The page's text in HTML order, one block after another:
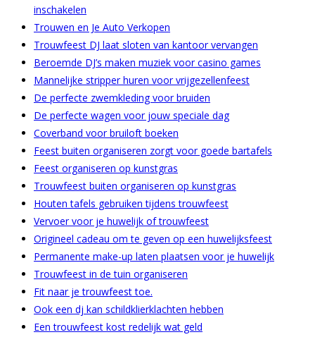
inschakelen
Trouwen en Je Auto Verkopen
Trouwfeest DJ laat sloten van kantoor vervangen
Beroemde DJ’s maken muziek voor casino games
Mannelijke stripper huren voor vrijgezellenfeest
De perfecte zwemkleding voor bruiden
De perfecte wagen voor jouw speciale dag
Coverband voor bruiloft boeken
Feest buiten organiseren zorgt voor goede bartafels
Feest organiseren op kunstgras
Trouwfeest buiten organiseren op kunstgras
Houten tafels gebruiken tijdens trouwfeest
Vervoer voor je huwelijk of trouwfeest
Origineel cadeau om te geven op een huwelijksfeest
Permanente make-up laten plaatsen voor je huwelijk
Trouwfeest in de tuin organiseren
Fit naar je trouwfeest toe.
Ook een dj kan schildklierklachten hebben
Een trouwfeest kost redelijk wat geld